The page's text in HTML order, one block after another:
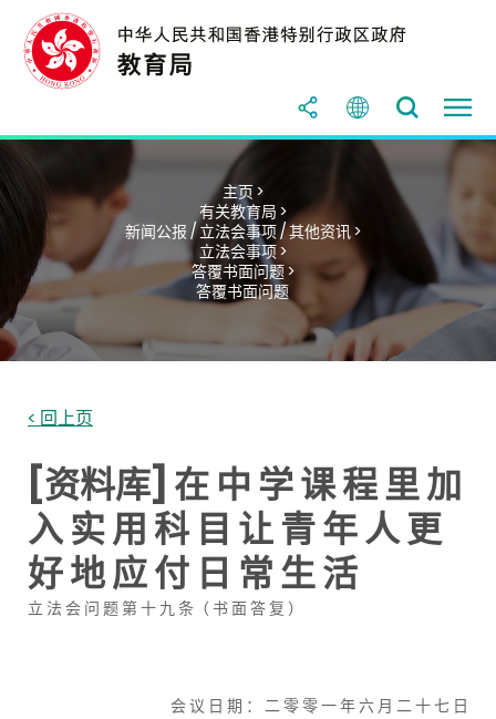
主页 >
有关教育局 >
新闻公报 / 立法会事项 / 其他资讯 >
立法会事项 >
答覆书面问题 >
答覆书面问题
< 回上页
[资料库] 在 中 学 课 程 里 加
入 实 用 科 目 让 青 年 人 更
好 地 应 付 日 常 生 活
立 法 会 问 题 第 十 九 条（ 书 面 答 复 ）
会 议 日 期 ： 二 零 零 一 年 六 月 二 十 七 日